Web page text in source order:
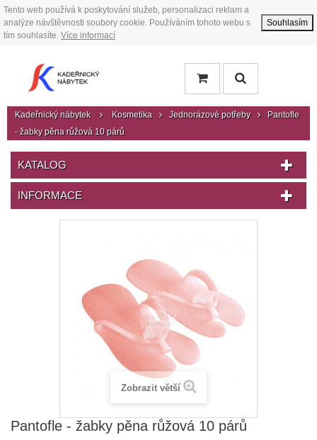
Tento web používá k poskytování služeb, personalizaci reklam a
analýze návštěvnosti soubory cookie. Používáním tohoto webu s
tím souhlasíte. Více informací
Souhlasím
Kadeřnický nábytek Kosmetika Jednorázové potřeby
Pantofle
- žabky pěna růžová 10 párů
KATALOG
INFORMACE
Zobrazit větší
Pantofle - žabky pěna růžová 10 párů